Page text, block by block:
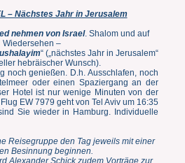
– Nächstes Jahr in Jerusalem
nehmen von Israel. Shalom und auf
Wiedersehen –
“ („nächstes Jahr in Jerusalem“
hebräischer Wunsch).
noch genießen. D.h. Ausschlafen, noch
oder einen Spaziergang an der
Hotel ist nur wenige Minuten von der
EW 7979 geht von Tel Aviv um 16:35
Sie wieder in Hamburg. Individuelle
Reisegruppe den Tag jeweils mit einer
Besinnung beginnen.
Alexander Schick zudem Vorträge zur